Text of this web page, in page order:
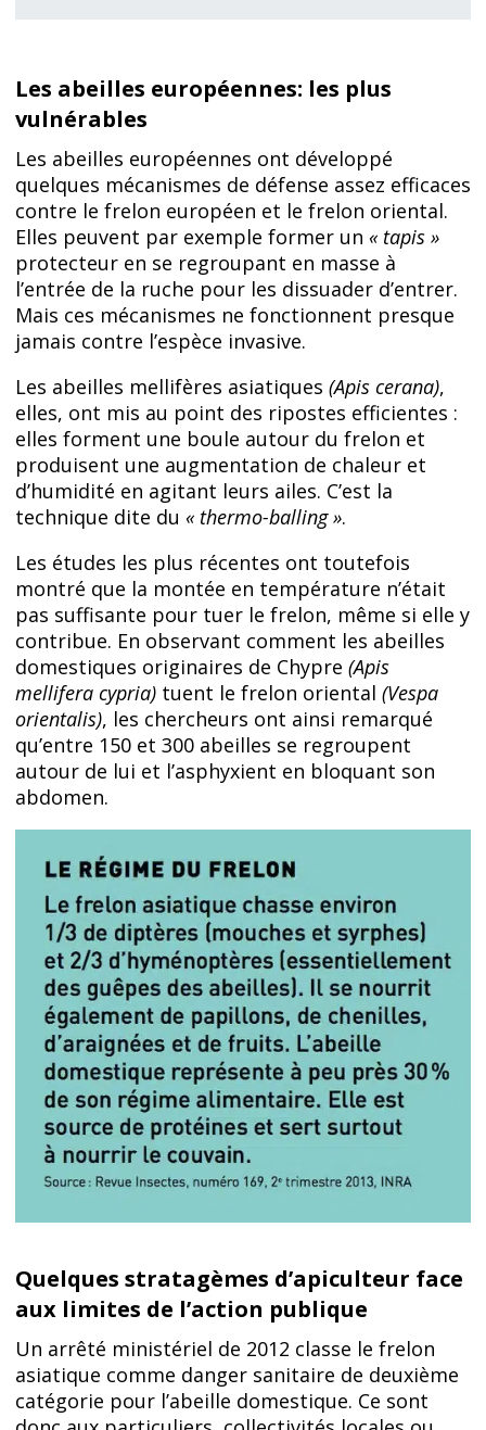
Les abeilles européennes: les plus
vulnérables
Les abeilles européennes ont développé
quelques mécanismes de défense assez efficaces
contre le frelon européen et le frelon oriental.
Elles peuvent par exemple former un « tapis »
protecteur en se regroupant en masse à
l’entrée de la ruche pour les dissuader d’entrer.
Mais ces mécanismes ne fonctionnent presque
jamais contre l’espèce invasive.
Les abeilles mellifères asiatiques (Apis cerana),
elles, ont mis au point des ripostes efficientes :
elles forment une boule autour du frelon et
produisent une augmentation de chaleur et
d’humidité en agitant leurs ailes. C’est la
technique dite du « thermo-balling ».
Les études les plus récentes ont toutefois
montré que la montée en température n’était
pas suffisante pour tuer le frelon, même si elle y
contribue. En observant comment les abeilles
domestiques originaires de Chypre (Apis
mellifera cypria) tuent le frelon oriental (Vespa
orientalis), les chercheurs ont ainsi remarqué
qu’entre 150 et 300 abeilles se regroupent
autour de lui et l’asphyxient en bloquant son
abdomen.
Quelques stratagèmes d’apiculteur face
aux limites de l’action publique
Un arrêté ministériel de 2012 classe le frelon
asiatique comme danger sanitaire de deuxième
catégorie pour l’abeille domestique. Ce sont